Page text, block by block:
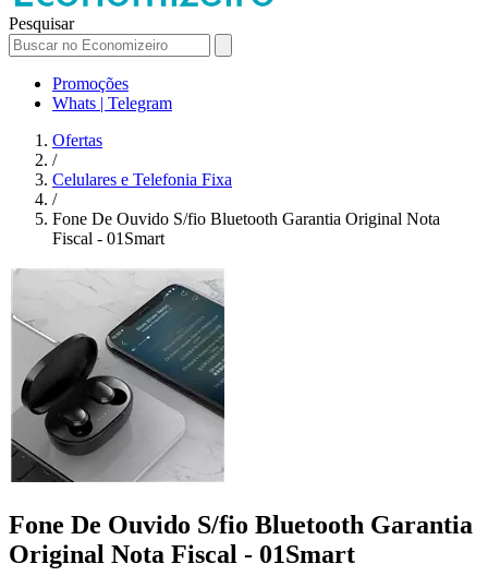
Pesquisar
Promoções
Whats | Telegram
Ofertas
/
Celulares e Telefonia Fixa
/
Fone De Ouvido S/fio Bluetooth Garantia Original Nota
Fiscal - 01Smart
Fone De Ouvido S/fio Bluetooth Garantia
Original Nota Fiscal - 01Smart